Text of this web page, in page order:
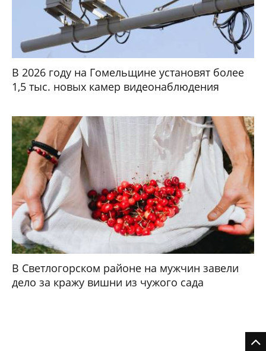
В 2026 году на Гомельщине установят более
1,5 тыс. новых камер видеонаблюдения
В Светлогорском районе на мужчин завели
дело за кражу вишни из чужого сада